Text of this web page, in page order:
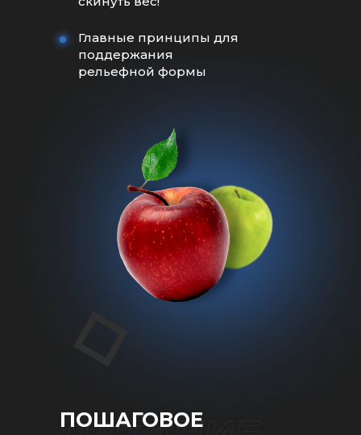
Главные принципы для
поддержания
рельефной формы
ПОШАГОВОЕ